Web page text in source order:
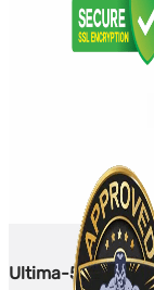
Ultima-5-Amino